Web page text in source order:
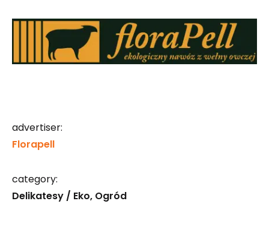
advertiser:
Florapell
category:
Delikatesy / Eko Ogród